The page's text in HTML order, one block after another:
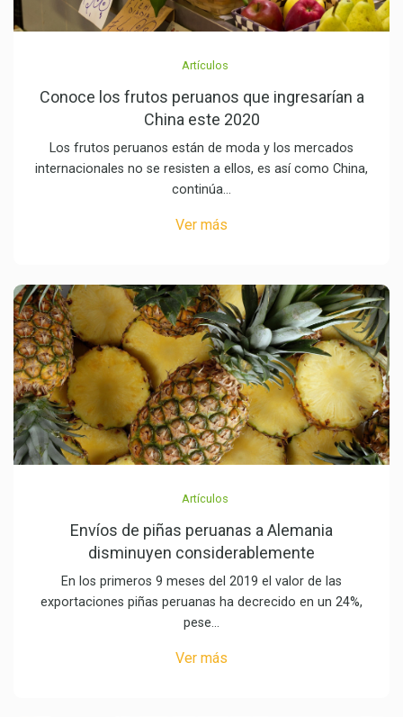
Artículos
Conoce los frutos peruanos que ingresarían a
China este 2020
Los frutos peruanos están de moda y los mercados
internacionales no se resisten a ellos, es así como China,
continúa…
Ver más
Artículos
Envíos de piñas peruanas a Alemania
disminuyen considerablemente
En los primeros 9 meses del 2019 el valor de las
exportaciones piñas peruanas ha decrecido en un 24%,
pese…
Ver más